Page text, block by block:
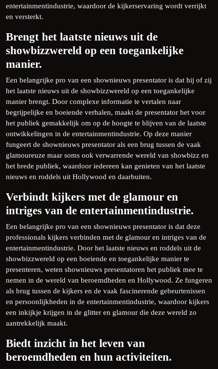
entertainmentindustrie, waardoor de kijkerservaring wordt verrijkt
en versterkt.
Brengt het laatste nieuws uit de
showbizzwereld op een toegankelijke
manier.
Een belangrijke pro van een shownieuws presentator is dat hij of zij
het laatste nieuws uit de showbizzwereld op een toegankelijke
manier brengt. Door complexe informatie te vertalen naar
begrijpelijke en boeiende verhalen, maakt de presentator het voor
het publiek gemakkelijk om op de hoogte te blijven van de laatste
ontwikkelingen in de entertainmentindustrie. Op deze manier
fungeert de shownieuws presentator als een brug tussen de vaak
glamoureuze maar soms ook verwarrende wereld van showbizz en
het brede publiek, waardoor iedereen kan genieten van het laatste
nieuws en roddels uit Hollywood en daarbuiten.
Verbindt kijkers met de glamour en
intriges van de entertainmentindustrie.
Een belangrijke pro van een shownieuws presentator is dat deze
professionals kijkers verbinden met de glamour en intriges van de
entertainmentindustrie. Door het laatste nieuws en roddels uit de
showbizzwereld op een boeiende en toegankelijke manier te
presenteren, weten shownieuws presentatoren het publiek mee te
nemen in de wereld van beroemdheden en Hollywood. Ze fungeren
als brug tussen de kijkers en de vaak fascinerende gebeurtenissen
en persoonlijkheden in de entertainmentindustrie, waardoor kijkers
een inkijkje krijgen in de glitter en glamour die deze wereld zo
aantrekkelijk maakt.
Biedt inzicht in het leven van
beroemdheden en hun activiteiten.